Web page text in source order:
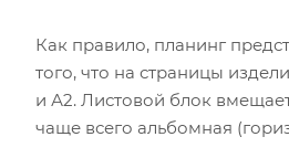
Как правило, планинг
того, что на страницы
и А2. Листовой блок
чаще всего альбомная